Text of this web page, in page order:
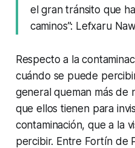
el gran tránsito que
caminos”: Lefxaru
Respecto a la
cuándo se puede
general queman más de
que ellos tienen para
contaminación, que a la
percibir. Entre Fortín de